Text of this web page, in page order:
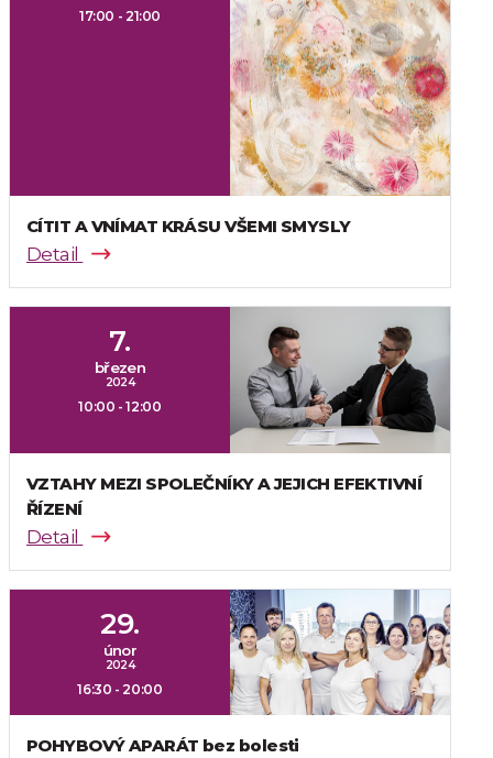
17:00 - 21:00
CÍTIT A VNÍMAT KRÁSU VŠEMI SMYSLY
Detail
7.
březen
2024
10:00 - 12:00
VZTAHY MEZI SPOLEČNÍKY A JEJICH EFEKTIVNÍ
ŘÍZENÍ
Detail
29.
únor
2024
16:30 - 20:00
POHYBOVÝ APARÁT bez bolesti